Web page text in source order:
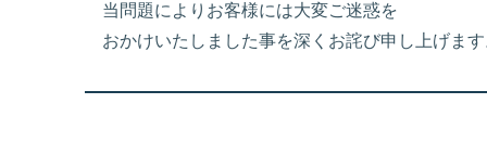
当問題によりお客様には大変ご迷惑を
おかけいたしました事を深くお詫び申し上げま